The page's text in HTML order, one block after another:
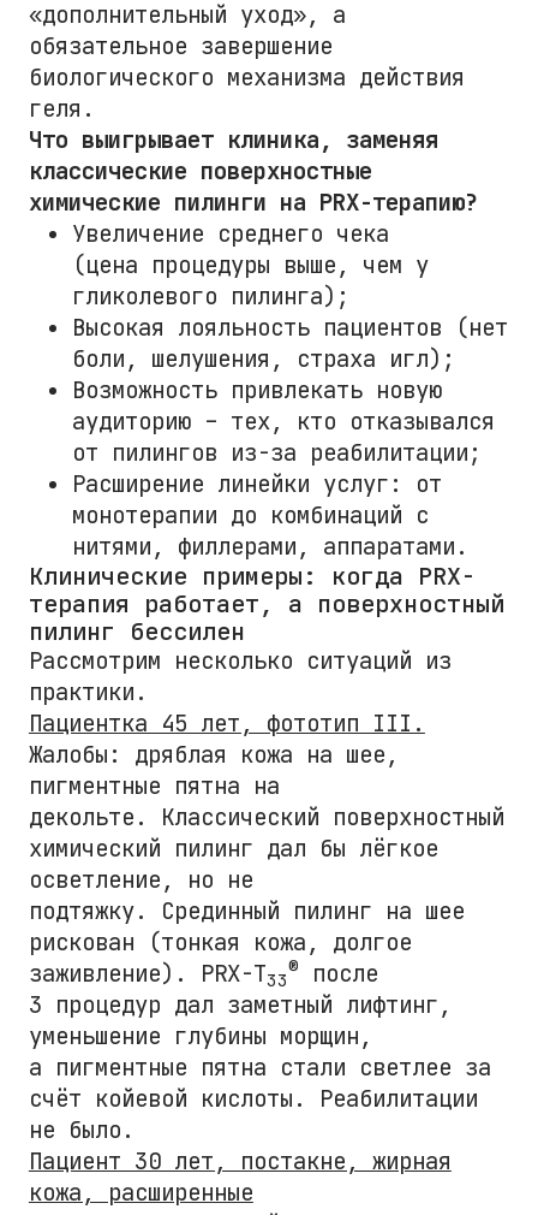
«дополнительный уход», а
обязательное завершение
биологического механизма действия
геля.
Что выигрывает клиника, заменяя
классические поверхностные
химические пилинги на PRX-терапию?
Увеличение среднего чека
(цена процедуры выше, чем у
гликолевого пилинга);
Высокая лояльность пациентов (нет
боли, шелушения, страха игл);
Возможность привлекать новую
аудиторию – тех, кто отказывался
от пилингов из-за реабилитации;
Расширение линейки услуг: от
монотерапии до комбинаций с
нитями, филлерами, аппаратами.
Клинические примеры: когда PRX-
терапия работает, а поверхностный
пилинг бессилен
Рассмотрим несколько ситуаций из
практики.
Пациентка 45 лет, фототип III.
Жалобы: дряблая кожа на шее,
пигментные пятна на
декольте. Классический поверхностный
химический пилинг дал бы лёгкое
осветление, но не
подтяжку. Срединный пилинг на шее
рискован (тонкая кожа, долгое
заживление). PRX-T33
®
после
3 процедур дал заметный лифтинг,
уменьшение глубины морщин,
а пигментные пятна стали светлее за
счёт койевой кислоты. Реабилитации
не было.
Пациент 30 лет, постакне, жирная
кожа, расширенные